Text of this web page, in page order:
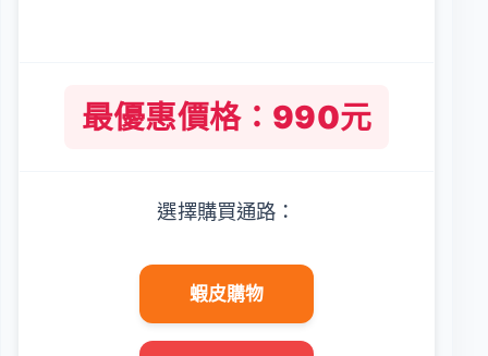
最優惠價格：990元
選擇購買通路：
蝦皮購物